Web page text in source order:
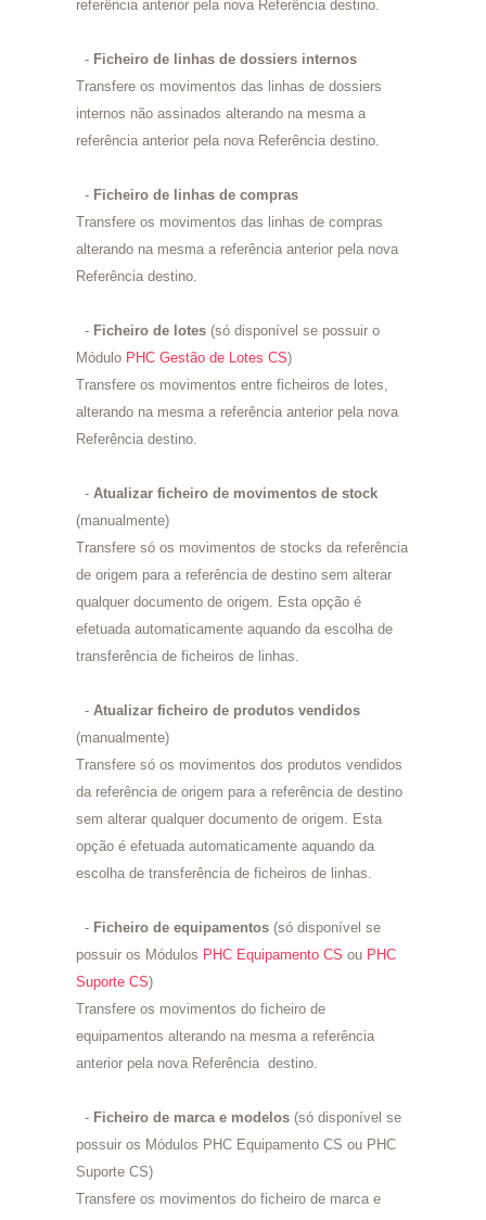
referência anterior pela nova Referência destino.
- Ficheiro de linhas de dossiers internos
Transfere os movimentos das linhas de dossiers
internos não assinados alterando na mesma a
referência anterior pela nova Referência destino.
- Ficheiro de linhas de compras
Transfere os movimentos das linhas de compras
alterando na mesma a referência anterior pela nova
Referência destino.
- Ficheiro de lotes (só disponível se possuir o
Módulo PHC Gestão de Lotes CS)
Transfere os movimentos entre ficheiros de lotes,
alterando na mesma a referência anterior pela nova
Referência destino.
-Atualizar ficheiro de movimentos de stock
(manualmente)
Transfere só os movimentos de stocks da referência
de origem para a referência de destino sem alterar
qualquer documento de origem. Esta opção é
efetuada automaticamente aquando da escolha de
transferência de ficheiros de linhas.
-Atualizar ficheiro de produtos vendidos
(manualmente)
Transfere só os movimentos dos produtos vendidos
da referência de origem para a referência de destino
sem alterar qualquer documento de origem. Esta
opção é efetuada automaticamente aquando da
escolha de transferência de ficheiros de linhas.
- Ficheiro de equipamentos (só disponível se
possuir os Módulos PHC Equipamento CS ou PHC
Suporte CS)
Transfere os movimentos do ficheiro de
equipamentos alterando na mesma a referência
anterior pela nova Referência destino.
- Ficheiro de marca e modelos (só disponível se
possuir os Módulos PHC Equipamento CS ou PHC
Suporte CS)
Transfere os movimentos do ficheiro de marca e